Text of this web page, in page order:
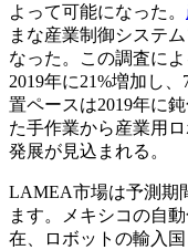
よって可能になった。
まな産業制御システ
なった。この調査に
2019年に21%増加し
置ペースは2019年に
た手作業から産業用
発展が見込まれる。
LAMEA市場は予測期
ます。メキシコの自
在、ロボットの輸入